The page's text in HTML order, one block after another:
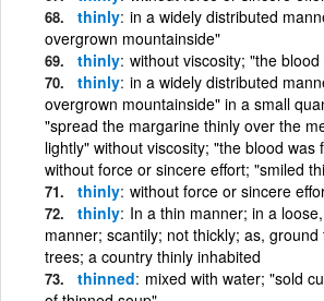
thinly in a widely distributed
overgrown mountainside"
thinly without viscosity; "the
thinly in a widely distributed
overgrown mountainside" in a small
"spread the margarine thinly over the
lightly" without viscosity; "the blood was
without force or sincere effort; "smiled
thinly without force or sincere
thinly In a thin manner; in a
manner; scantily; not thickly; as,
trees; a country thinly inhabited
thinned mixed with water; "sold